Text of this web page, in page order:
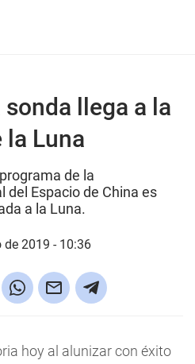
llega a la
la Luna
de la
Espacio de China es
a la Luna.
de 2019 - 10:36
hoy al alunizar con éxito